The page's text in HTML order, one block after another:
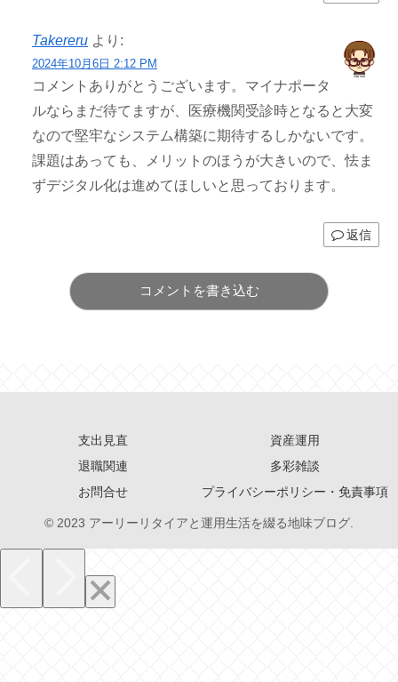
Takereru より:
2024年10月6日 2:12 PM
コメントありがとうございます。マイナポータ
ルならまだ待てますが、医療機関受診時となると大変
なので堅牢なシステム構築に期待するしかないです。
課題はあっても、メリットのほうが大きいので、怯ま
ずデジタル化は進めてほしいと思っております。
返信
コメントを書き込む
支出見直
資産運用
退職関連
多彩雑談
お問合せ
プライバシーポリシー・免責事項
© 2023 アーリーリタイアと運用生活を綴る地味ブログ.